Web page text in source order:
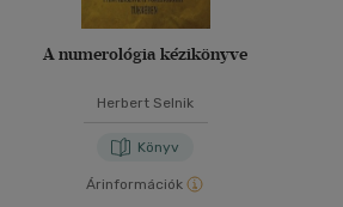
A numerológia kézikönyve
Herbert Selnik
Könyv
Árinformációk